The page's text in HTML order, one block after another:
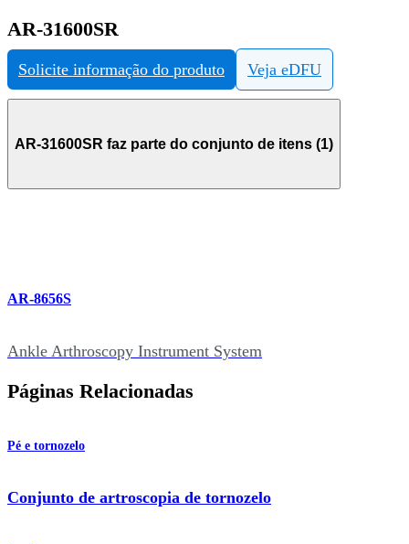
AR-31600SR
Solicite informação do produto Veja eDFU
AR-31600SR faz parte do conjunto de itens (1)
AR-8656S
Ankle Arthroscopy Instrument System
Páginas Relacionadas
Pé e tornozelo
Conjunto de artroscopia de tornozelo